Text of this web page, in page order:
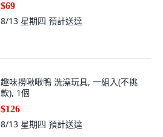
$69
8/13 星期四 預計送達
趣味撈啾啾鴨 洗澡玩具, 一組入(不挑
款), 1個
$126
8/13 星期四 預計送達